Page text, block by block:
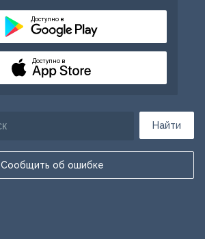
Найти
Сообщить об ошибке
Доступно в
Доступно в